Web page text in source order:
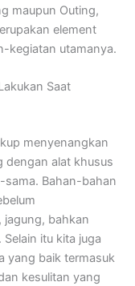
maupun Outing,
element
kegiatan utamanya.
Saat
menyenangkan
dengan alat khusus
sama. Bahan-bahan
jagung, bahkan
itu kita juga
yang baik termasuk
kesulitan yang